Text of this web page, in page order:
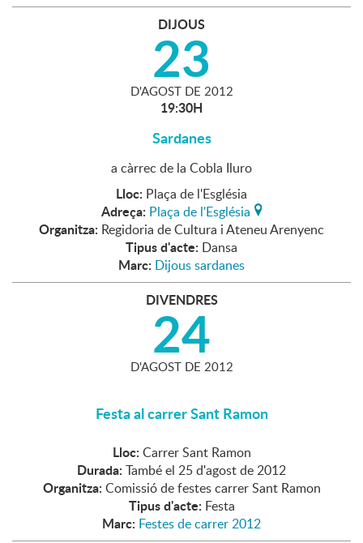
DIJOUS
23
D'AGOST DE 2012
19:30H
Sardanes
a càrrec de la Cobla Iluro
Lloc: Plaça de l'Església
Adreça: Plaça de l'Església
Organitza: Regidoria de Cultura i Ateneu Arenyenc
Tipus d'acte: Dansa
Marc: Dijous sardanes
DIVENDRES
24
D'AGOST DE 2012
Festa al carrer Sant Ramon
Lloc: Carrer Sant Ramon
Durada: També el 25 d'agost de 2012
Organitza: Comissió de festes carrer Sant Ramon
Tipus d'acte: Festa
Marc: Festes de carrer 2012